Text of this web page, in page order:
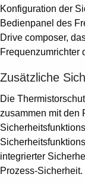
Konfiguration der
Bedienpanel des
Drive composer,
Frequenzumrichter
Zusätzliche
Die
zusammen mit den
integrierter
Prozess-Sicherheit.